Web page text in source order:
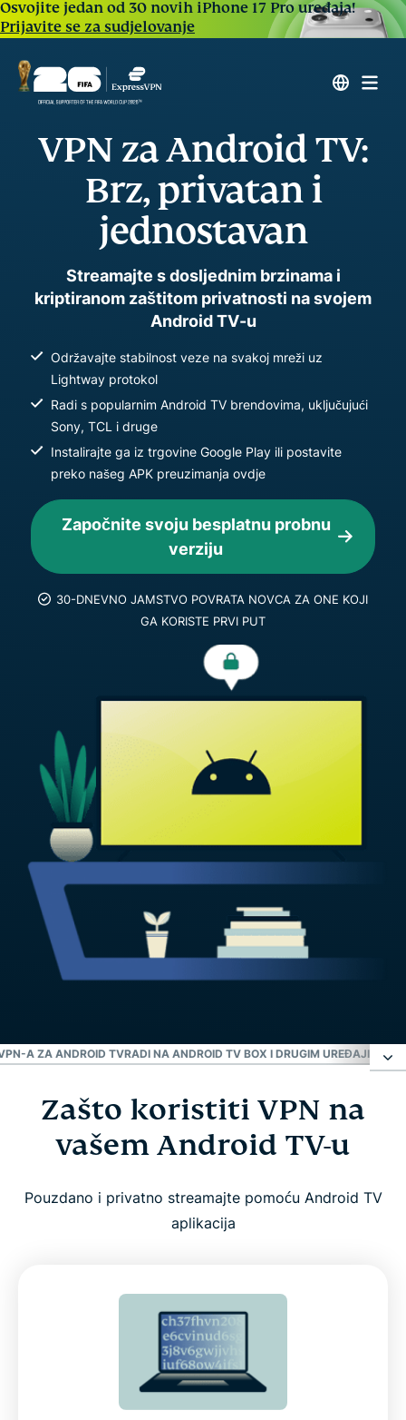
Osvojite jedan od 30 novih iPhone 17 Pro uređaja!
Prijavite se za sudjelovanje
VPN za Android TV:
Brz, privatan i
jednostavan
Streamajte s dosljednim brzinama i
kriptiranom zaštitom privatnosti na svojem
Android TV-u
Održavajte stabilnost veze na svakoj mreži uz
Lightway protokol
Radi s popularnim Android TV brendovima, uključujući
Sony, TCL i druge
Instalirajte ga iz trgovine Google Play ili postavite
preko našeg APK preuzimanja ovdje
Započnite svoju besplatnu probnu
verziju
30-DNEVNO JAMSTVO POVRATA NOVCA ZA ONE KOJI
GA KORISTE PRVI PUT
A ZA ANDROID TVRADI NA ANDROID TV BOX I DRUGIM UREĐAJIMA
Zašto koristiti VPN na vašem Android TV-u
Kako postaviti ExpressVPN na Android TV-u u 3
Ključne značajke ExpressVPN-a za Android TV
Radi na Android TV Box i drugim uređajima
Zašto odabrati ExpressVPN, a ne druge VPN-ove
Zašto koristiti VPN na
vašem Android TV-u
Pouzdano i privatno streamajte pomoću Android TV
aplikacija